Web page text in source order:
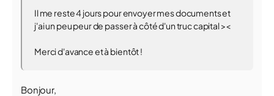
Il me reste 4 jours pour envoyer mes documents et
j'ai un peu peur de passer à côté d'un truc capital ><
Merci d'avance et à bientôt !
Bonjour,